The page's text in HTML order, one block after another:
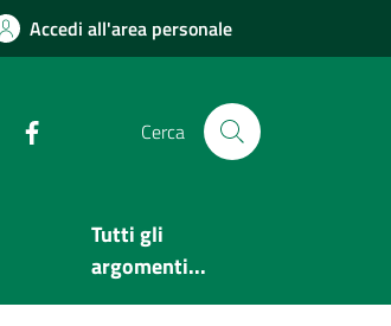
Accedi all'area personale
Cerca
Tutti gli
argomenti...